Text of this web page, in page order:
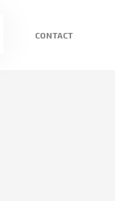
CONTACT